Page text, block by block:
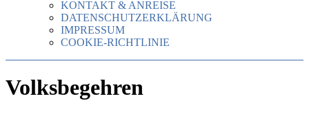
KONTAKT & ANREISE
DATENSCHUTZERKLÄRUNG
IMPRESSUM
COOKIE-RICHTLINIE
Volksbegehren